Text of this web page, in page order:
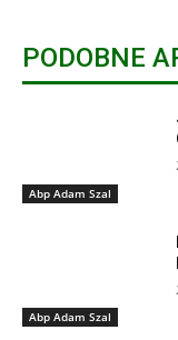
PODOBNE
Abp Adam Szal
Abp Adam Szal